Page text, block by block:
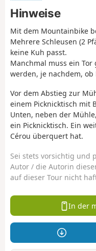
Hinweise
Mit dem Mountainbike
Mehrere Schleusen (2
keine Kuh passt.
Manchmal muss ein
werden, je nachdem,
Vor dem Abstieg zur
einem Picknicktisch mit
Unten, neben der
ein Picknicktisch. Ein
Cérou überquert hat.
Sei stets vorsichtig und
Autor / die Autorin
auf dieser Tour nicht
In der